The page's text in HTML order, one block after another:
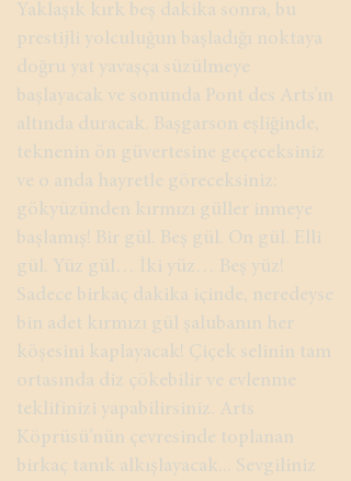
Yaklaşık kırk beş dakika sonra, bu
prestijli yolculuğun başladığı noktaya
doğru yat yavaşça süzülmeye
başlayacak ve sonunda Pont des Arts’ın
altında duracak. Başgarson eşliğinde,
teknenin ön güvertesine geçeceksiniz
ve o anda hayretle göreceksiniz:
gökyüzünden kırmızı güller inmeye
başlamış! Bir gül. Beş gül. On gül. Elli
gül. Yüz gül… İki yüz… Beş yüz!
Sadece birkaç dakika içinde, neredeyse
bin adet kırmızı gül şalubanın her
köşesini kaplayacak! Çiçek selinin tam
ortasında diz çökebilir ve evlenme
teklifinizi yapabilirsiniz. Arts
Köprüsü’nün çevresinde toplanan
birkaç tanık alkışlayacak... Sevgiliniz